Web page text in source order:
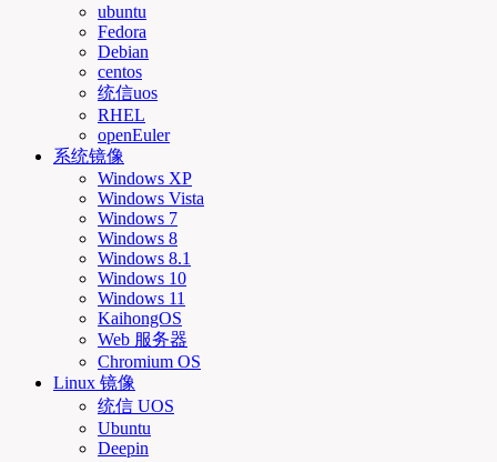
ubuntu
Fedora
Debian
centos
统信uos
RHEL
openEuler
系统镜像
Windows XP
Windows Vista
Windows 7
Windows 8
Windows 8.1
Windows 10
Windows 11
KaihongOS
Web 服务器
Chromium OS
Linux 镜像
统信 UOS
Ubuntu
Deepin